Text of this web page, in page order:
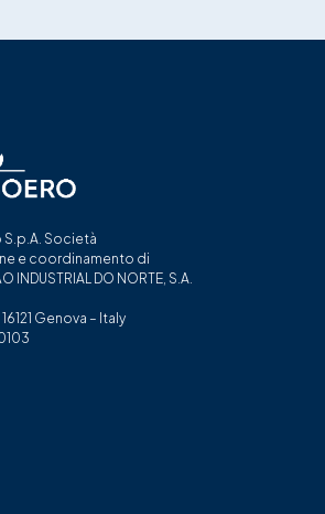
Società
e coordinamento di
INDUSTRIAL DO NORTE, S.A.
Genova – Italy